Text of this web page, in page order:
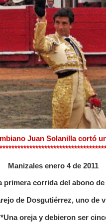
Juan Solanilla cortó
Manizales enero 4 de 2011
primera corrida del abono de
de Dosgutiérrez, uno de
oreja y debieron ser